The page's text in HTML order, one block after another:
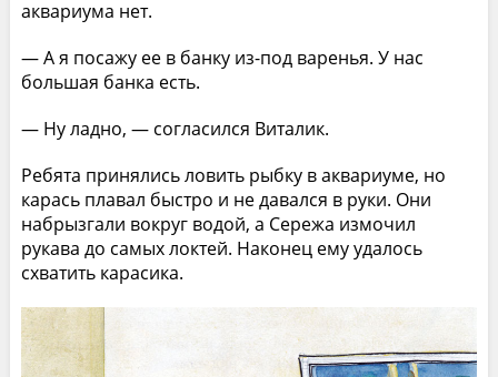
аквариума нет.
— А я посажу ее в банку из-под варенья. У нас
большая банка есть.
— Ну ладно, — согласился Виталик.
Ребята принялись ловить рыбку в аквариуме, но
карась плавал быстро и не давался в руки. Они
набрызгали вокруг водой, а Сережа измочил
рукава до самых локтей. Наконец ему удалось
схватить карасика.